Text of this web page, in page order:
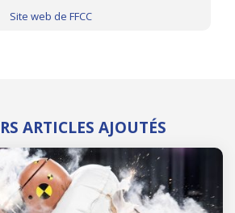
Site web de FFCC
ARTICLES AJOUTÉS